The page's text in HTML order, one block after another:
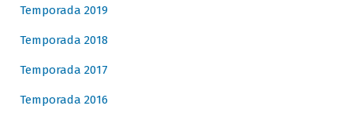
Temporada 2019
Temporada 2018
Temporada 2017
Temporada 2016